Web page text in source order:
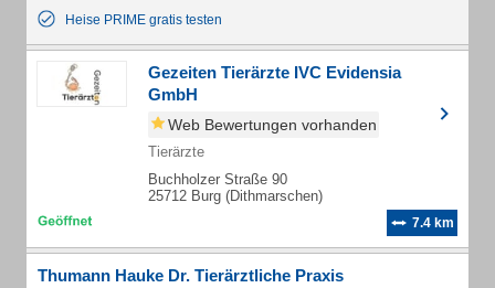
Heise PRIME gratis testen
Gezeiten Tierärzte IVC Evidensia
GmbH
Web Bewertungen vorhanden
Tierärzte
Buchholzer Straße 90
25712 Burg (Dithmarschen)
7.4 km
Thumann Hauke Dr. Tierärztliche Praxis